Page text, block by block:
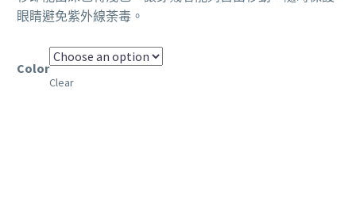
眼睛避免紫外線荼毒。
Color
Clear